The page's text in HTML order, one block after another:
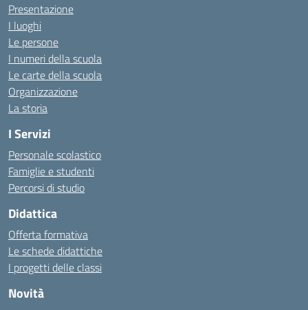
Presentazione
I luoghi
Le persone
I numeri della scuola
Le carte della scuola
Organizzazione
La storia
I Servizi
Personale scolastico
Famiglie e studenti
Percorsi di studio
Didattica
Offerta formativa
Le schede didattiche
I progetti delle classi
Novità